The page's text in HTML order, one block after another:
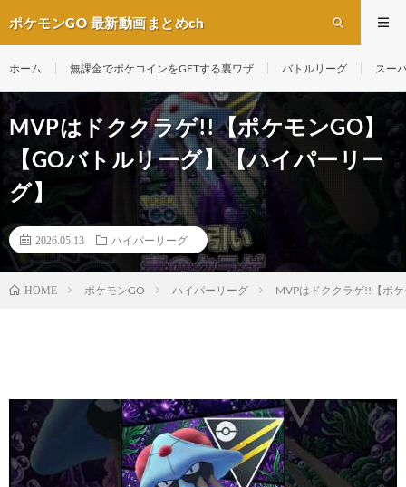
ポケモンGO 最新動画まとめch
ホーム 無課金でポケコインをGETする裏ワザ バトルリーグ スー
MVPはドククラゲ!!【ポケモンGO】
【GOバトルリーグ】【ハイパーリー
グ】
2026.05.13 ハイパーリーグ
HOME ポケモンGO ハイパーリーグ MVPはドククラゲ!!【ポ